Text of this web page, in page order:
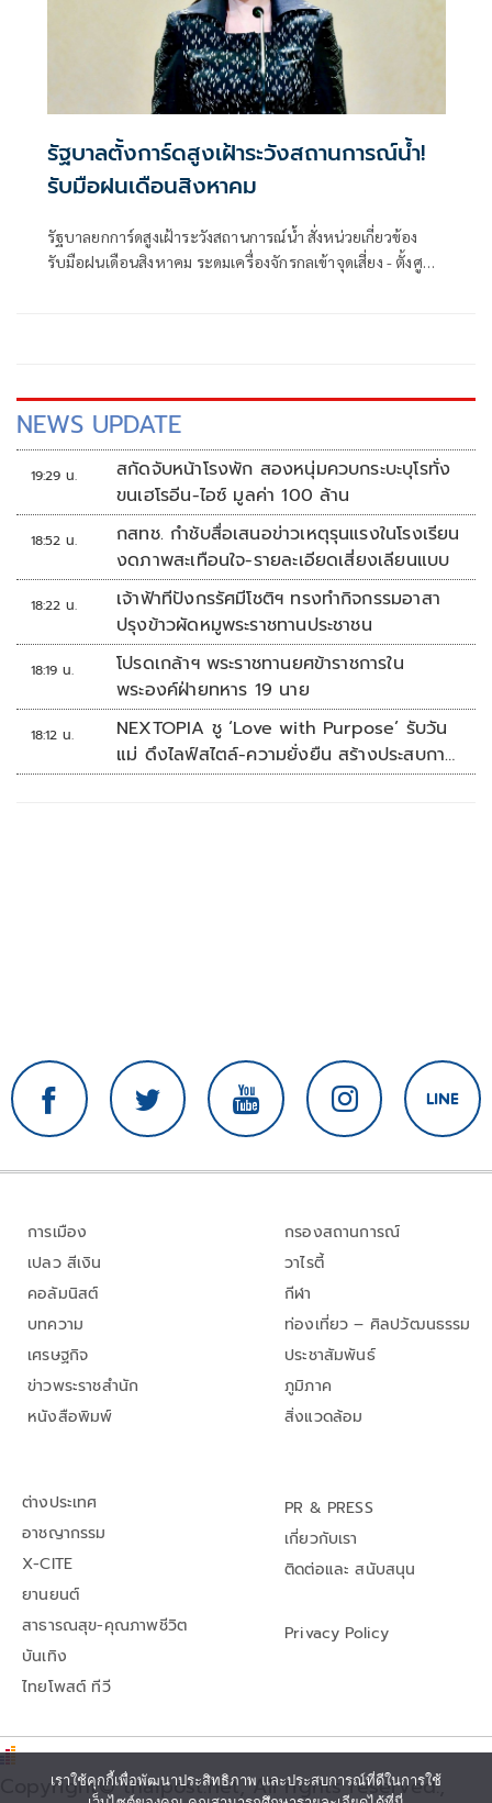
รัฐบาลตั้งการ์ดสูงเฝ้าระวังสถานการณ์น้ำ!
รับมือฝนเดือนสิงหาคม
รัฐบาลยกการ์ดสูงเฝ้าระวังสถานการณ์น้ำ สั่งหน่วยเกี่ยวข้อง
รับมือฝนเดือนสิงหาคม ระดมเครื่องจักรกลเข้าจุดเสี่ยง - ตั้งศูนย์
NEWS UPDATE
19:29 น.
สกัดจับหน้าโรงพัก สองหนุ่มควบกระบะบุโรทั่ง
ขนเฮโรอีน-ไอซ์ มูลค่า 100 ล้าน
18:52 น.
กสทช. กำชับสื่อเสนอข่าวเหตุรุนแรงในโรงเรียน
งดภาพสะเทือนใจ-รายละเอียดเสี่ยงเลียนแบบ
18:22 น.
เจ้าฟ้าทีปังกรรัศมีโชติฯ ทรงทำกิจกรรมอาสา
ปรุงข้าวผัดหมูพระราชทานประชาชน
18:19 น.
โปรดเกล้าฯ พระราชทานยศข้าราชการใน
พระองค์ฝ่ายทหาร 19 นาย
18:12 น.
NEXTOPIA ชู ‘Love with Purpose’ รับวัน
แม่ ดึงไลฟ์สไตล์-ความยั่งยืน สร้างประสบกา
รณ์ช้อปปิงมีความหมาย
การเมือง
เปลว สีเงิน
คอลัมนิสต์
บทความ
เศรษฐกิจ
ข่าวพระราชสำนัก
หนังสือพิมพ์
กรองสถานการณ์
วาไรตี้
กีฬา
ท่องเที่ยว – ศิลปวัฒนธรรม
ประชาสัมพันธ์
ภูมิภาค
สิ่งแวดล้อม
ต่างประเทศ
อาชญากรรม
X-CITE
ยานยนต์
สาธารณสุข-คุณภาพชีวิต
บันเทิง
ไทยโพสต์ ทีวี
PR & PRESS
เกี่ยวกับเรา
ติดต่อและ สนับสนุน
Privacy Policy
Copyright© thaipost.net, All rights reserved.,
เราใช้คุกกี้เพื่อพัฒนาประสิทธิภาพ และประสบการณ์ที่ดีในการใช้